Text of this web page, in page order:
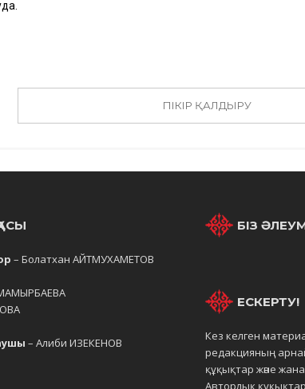
ПІКІР ҚАЛДЫРУ
– Болатхан АЙТМУХАМЕТОВ
– Алиби ИЗЕКЕНОВ
БІЗ
ЕСКЕРТУ!
Кез келген
редакцияның
құқықтар және
Авторлық